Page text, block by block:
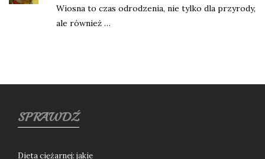
Wiosna to czas odrodzenia, nie tylko dla przyrody,
ale również …
SPRAWDŹ
Dieta ciężarnej: jakie